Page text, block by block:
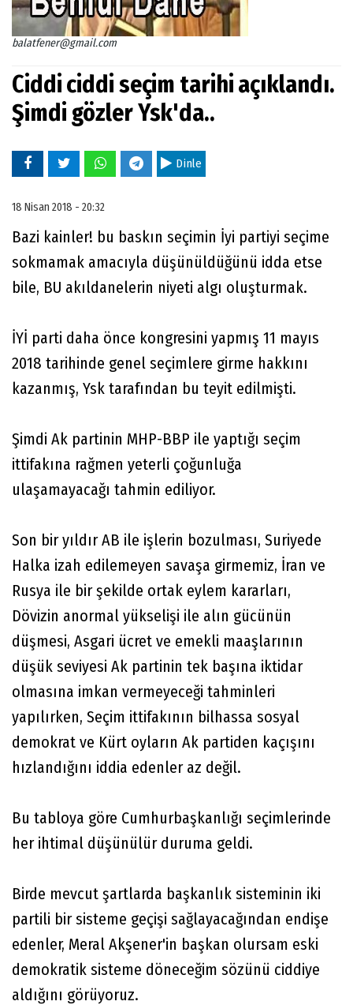
balatfener@gmail.com
Ciddi ciddi seçim tarihi açıklandı.
Şimdi gözler Ysk'da..
Dinle
18 Nisan 2018 - 20:32
Bazi kainler! bu baskın seçimin İyi partiyi seçime
sokmamak amacıyla düşünüldüğünü idda etse
bile, BU akıldanelerin niyeti algı oluşturmak.
İYİ parti daha önce kongresini yapmış 11 mayıs
2018 tarihinde genel seçimlere girme hakkını
kazanmış, Ysk tarafından bu teyit edilmişti.
Şimdi Ak partinin MHP-BBP ile yaptığı seçim
ittifakına rağmen yeterli çoğunluğa
ulaşamayacağı tahmin ediliyor.
Son bir yıldır AB ile işlerin bozulması, Suriyede
Halka izah edilemeyen savaşa girmemiz, İran ve
Rusya ile bir şekilde ortak eylem kararları,
Dövizin anormal yükselişi ile alın gücünün
düşmesi, Asgari ücret ve emekli maaşlarının
düşük seviyesi Ak partinin tek başına iktidar
olmasına imkan vermeyeceği tahminleri
yapılırken, Seçim ittifakının bilhassa sosyal
demokrat ve Kürt oyların Ak partiden kaçışını
hızlandığını iddia edenler az değil.
Bu tabloya göre Cumhurbaşkanlığı seçimlerinde
her ihtimal düşünülür duruma geldi.
Birde mevcut şartlarda başkanlık sisteminin iki
partili bir sisteme geçişi sağlayacağından endişe
edenler, Meral Akşener'in başkan olursam eski
demokratik sisteme döneceğim sözünü ciddiye
aldığını görüyoruz.